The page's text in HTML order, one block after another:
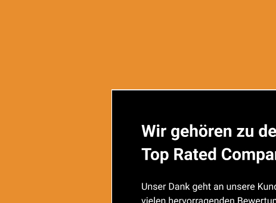
Maltodextrin, Milcheiweiß, Mager- und Vollmilchpulver,
Natriumcitrat, Calci- umcarbonat, Magnesiumcarbonat,
liumiodid, Natriumselenit, Chromchlorid, Natriumflu- orid),
1